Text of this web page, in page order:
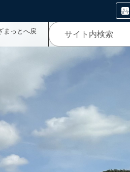
まっとへ戻